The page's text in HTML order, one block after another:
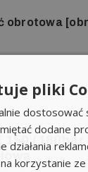
obrotowa
150
pliki
dodane
działania
korzystanie